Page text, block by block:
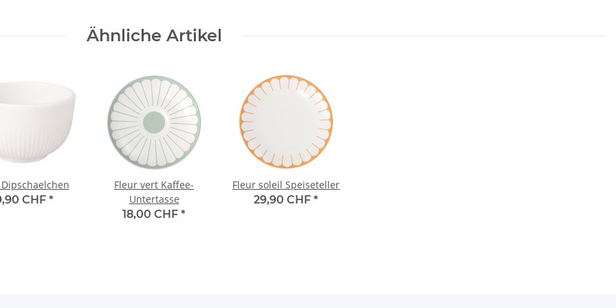
Ähnliche Artikel
CHF *
Fleur vert Kaffee-
Untertasse
18,00 CHF *
Fleur soleil Speiseteller
29,90 CHF *